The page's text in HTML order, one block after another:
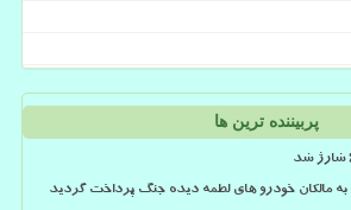
پربیننده ترین ها